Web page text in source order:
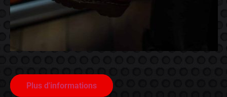
Plus d'informations